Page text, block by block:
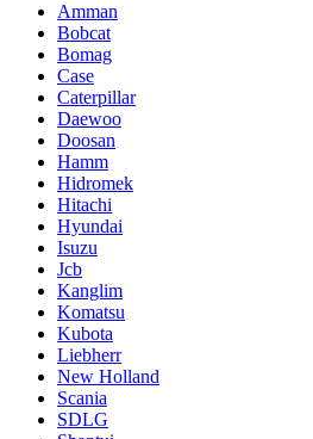
Amman
Bobcat
Bomag
Case
Caterpillar
Daewoo
Doosan
Hamm
Hidromek
Hitachi
Hyundai
Isuzu
Jcb
Kanglim
Komatsu
Kubota
Liebherr
New Holland
Scania
SDLG